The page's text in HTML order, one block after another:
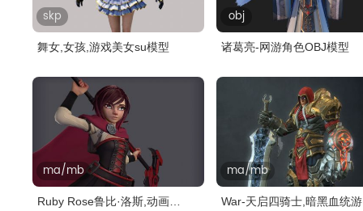
skp
舞女,女孩,游戏美女su模型
obj
诸葛亮-网游角色OBJ模型
ma/mb
Ruby Rose鲁比·洛斯,动画
ma/mb
War-天启四骑士,暗黑血统